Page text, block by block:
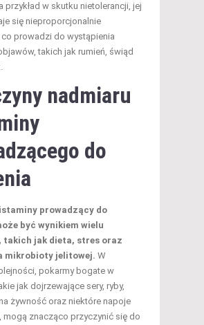
przykład w skutku nietolerancji, jej
się nieproporcjonalnie
co prowadzi do wystąpienia
takich jak rumień, świąd
nadmiaru
do
prowadzący do
być wynikiem wielu
takich jak dieta, stres oraz
mikrobioty jelitowej. W
pokarmy bogate w
jak dojrzewające sery, ryby,
żywność oraz niektóre napoje
mogą znacząco przyczynić się do